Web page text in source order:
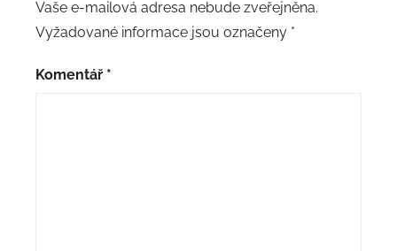
Vaše e-mailová adresa nebude zveřejněna.
Vyžadované informace jsou označeny *
Komentář *